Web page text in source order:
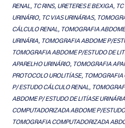
RENAL, TC RINS, URETERES E BEXIGA,
URINÁRIO, TC VIAS URINÁRIAS,
CÁLCULO RENAL, TOMOGRAFIA
URINÁRIA, TOMOGRAFIA ABDOME P/
TOMOGRAFIA ABDOME P/ESTUDO DE
APARELHO URINÁRIO, TOMOGRAFIA
PROTOCOLO UROLITÍASE,
P/ ESTUDO CÁLCULO RENAL,
ABDOME P/ ESTUDO DE LITÍASE
COMPUTADORIZADA ABDOME P/
TOMOGRAFIA COMPUTADORIZADA